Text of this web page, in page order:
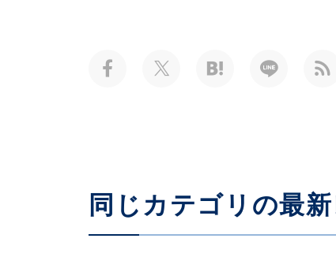
同じカテゴリの最